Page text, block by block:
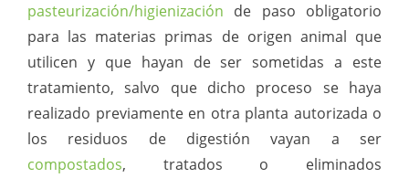
pasteurización/higienización de paso obligatorio
para las materias primas de origen animal que
utilicen y que hayan de ser sometidas a este
tratamiento, salvo que dicho proceso se haya
realizado previamente en otra planta autorizada o
los residuos de digestión vayan a ser
compostados, tratados o eliminados